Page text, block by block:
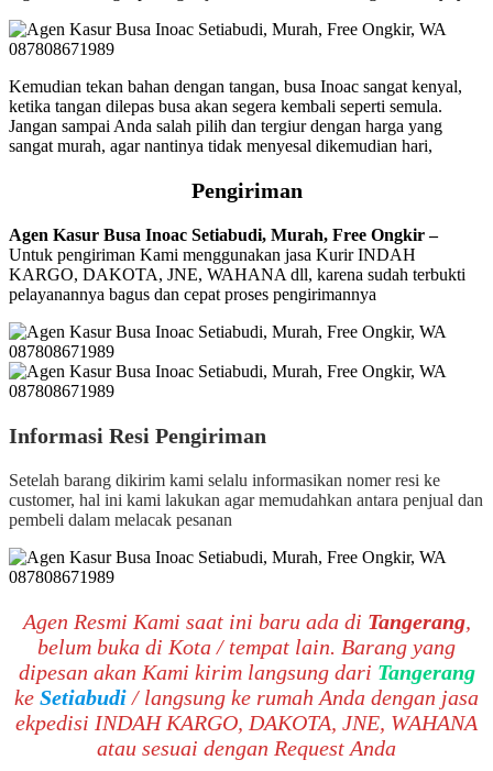
Kemudian tekan bahan dengan tangan, busa Inoac sangat kenyal,
ketika tangan dilepas busa akan segera kembali seperti semula.
Jangan sampai Anda salah pilih dan tergiur dengan harga yang
sangat murah, agar nantinya tidak menyesal dikemudian hari,
Pengiriman
Agen Kasur Busa Inoac Setiabudi, Murah, Free Ongkir –
Untuk pengiriman Kami menggunakan jasa Kurir INDAH
KARGO, DAKOTA, JNE, WAHANA dll, karena sudah terbukti
pelayanannya bagus dan cepat proses pengirimannya
Informasi Resi Pengiriman
Setelah barang dikirim kami selalu informasikan nomer resi ke
customer, hal ini kami lakukan agar memudahkan antara penjual dan
pembeli dalam melacak pesanan
Agen Resmi Kami saat ini baru ada di Tangerang,
belum buka di Kota / tempat lain. Barang yang
dipesan akan Kami kirim langsung dari Tangerang
ke Setiabudi/ langsung ke rumah Anda dengan jasa
ekpedisi INDAH KARGO, DAKOTA, JNE, WAHANA
atau sesuai dengan Request Anda